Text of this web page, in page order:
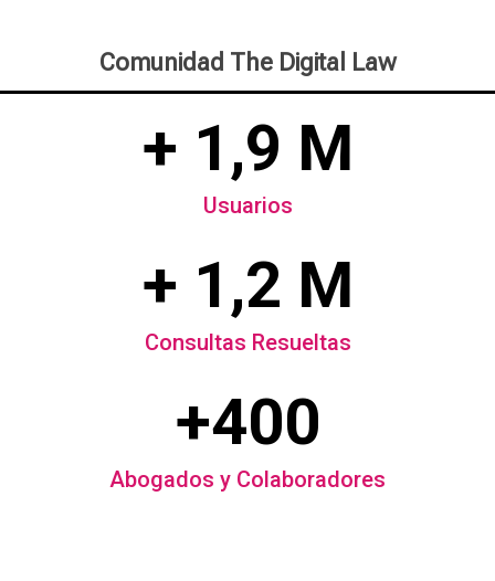
Comunidad The Digital Law
+ 1,9 M
Usuarios
+ 1,2 M
Consultas Resueltas
+400
Abogados y Colaboradores